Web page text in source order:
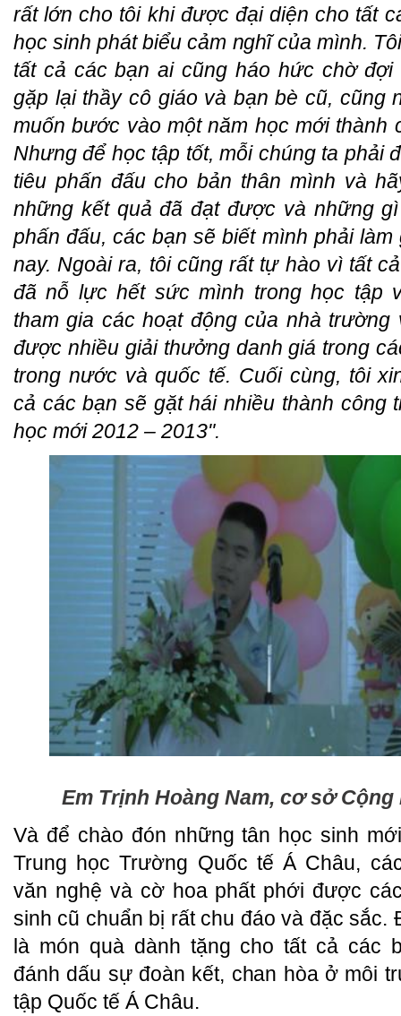
rất lớn cho tôi khi được đại diện cho tất
học sinh phát biểu cảm nghĩ của mình.
tất cả các bạn ai cũng háo hức chờ đợi
gặp lại thầy cô giáo và bạn bè cũ, cũng
muốn bước vào một năm học mới thành
Nhưng để học tập tốt, mỗi chúng ta phải
tiêu phấn đấu cho bản thân mình và
những kết quả đã đạt được và những
phấn đấu, các bạn sẽ biết mình phải làm
nay. Ngoài ra, tôi cũng rất tự hào vì tất
đã nỗ lực hết sức mình trong học tập
tham gia các hoạt động của nhà trường
được nhiều giải thưởng danh giá trong
trong nước và quốc tế. Cuối cùng, tôi
cả các bạn sẽ gặt hái nhiều thành công
học mới 2012 – 2013".
Em Trịnh Hoàng Nam, cơ sở Cộng
Và để chào đón những tân học sinh
Trung học Trường Quốc tế Á Châu,
văn nghệ và cờ hoa phất phới được
sinh cũ chuẩn bị rất chu đáo và đặc sắc.
là món quà dành tặng cho tất cả các
đánh dấu sự đoàn kết, chan hòa ở môi
tập Quốc tế Á Châu.